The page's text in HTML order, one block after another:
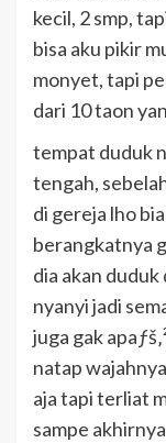
kecil, 2 smp,
bisa aku pikir
monyet, tapi
dari 10 taon
tempat duduk
tengah,
di gereja lho
berangkatnya
dia akan
nyanyi jadi
juga gak
natap
aja tapi terliat
sampe akhirnya